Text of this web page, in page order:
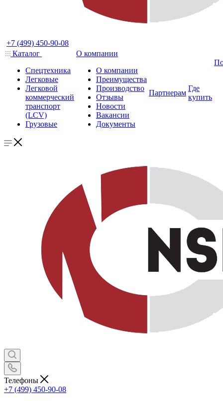
+7 (499) 450-90-08
Каталог
Спецтехника
Легковые
Легковой
коммерческий
транспорт
(LCV)
Грузовые
О компании
О компании
Преимущества
Производство
Отзывы
Новости
Вакансии
Документы
Партнерам
Где
купить
Телефоны
+7 (499) 450-90-08